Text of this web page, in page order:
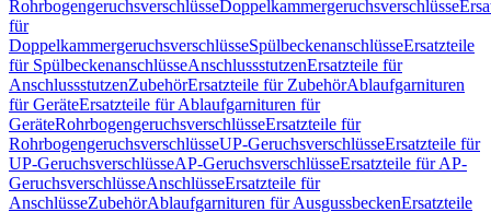
RohrbogengeruchsverschlüsseDoppelkammergeruchsverschlüsse
für
DoppelkammergeruchsverschlüsseSpülbeckenanschlüsseErsatzteile
für SpülbeckenanschlüsseAnschlussstutzenErsatzteile für
AnschlussstutzenZubehörErsatzteile für ZubehörAblaufgarnituren
für GeräteErsatzteile für Ablaufgarnituren für
GeräteRohrbogengeruchsverschlüsseErsatzteile für
RohrbogengeruchsverschlüsseUP-GeruchsverschlüsseErsatzteile für
UP-GeruchsverschlüsseAP-GeruchsverschlüsseErsatzteile für AP-
GeruchsverschlüsseAnschlüsseErsatzteile für
AnschlüsseZubehörAblaufgarnituren für AusgussbeckenErsatzteile